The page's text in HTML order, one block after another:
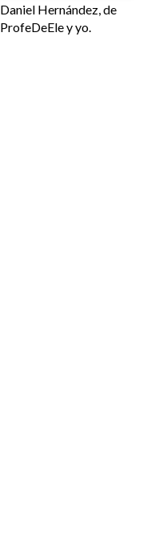
Daniel Hernández, de
ProfeDeEle y yo.